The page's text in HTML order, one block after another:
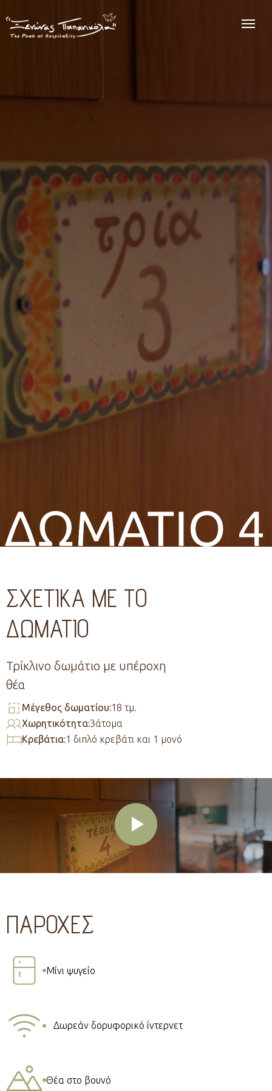
ΣΧΕΤΙΚΑ ΜΕ ΤΟ
ΔΩΜΑΤΙΟ
Μέγεθος δωματίου:18 τμ.
Χωρητικότητα:3άτομα
Κρεβάτια:1 διπλό κρεβάτι και 1 μονό
Τρίκλινο δωμάτιο με υπέροχη
θέα
Μίνι ψυγείο
Θέα στο βουνό
Δωρεάν δορυφορικό ίντερνετ
ΠΑΡΟΧΕΣ